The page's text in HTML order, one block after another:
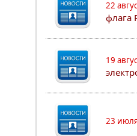
22
флага
19
23